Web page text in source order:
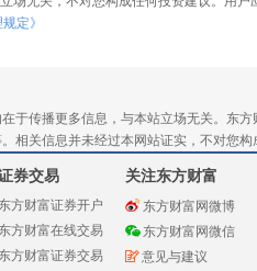
定》
于传播更多信息，与本站立场无关。东
相关信息并未经过本网站证实，不对您
券交易
东方财富证券开户
东方财富在线交易
东方财富证券交易
关注东方财富
东方财富网微博
东方财富网微信
意见与建议